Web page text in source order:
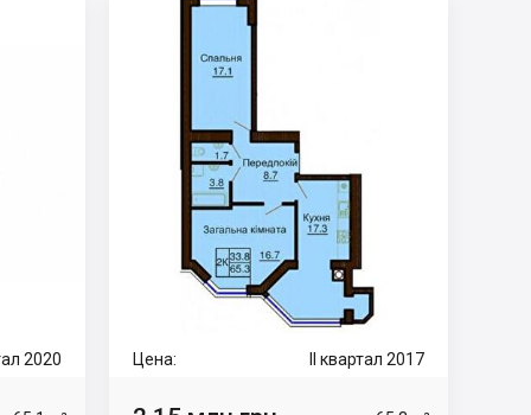
2020 Цена: II квартал 2017